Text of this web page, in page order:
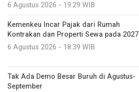
6 Agustus 2026 - 19:29 WIB
Kemenkeu Incar Pajak dari Rumah
Kontrakan dan Properti Sewa pada 2027
6 Agustus 2026 - 18:39 WIB
Tak Ada Demo Besar Buruh di Agustus-
September